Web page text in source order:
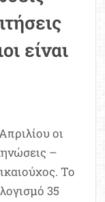
είναι
οι
–
Το
35